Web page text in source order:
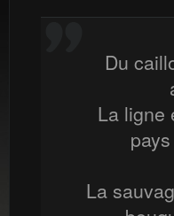
Du
La ligne
La